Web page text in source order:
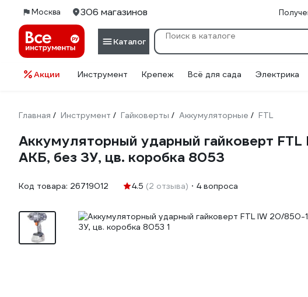
Москва 306 магазинов
Каталог
Акции Инструмент Крепеж Всё для сада Электрика
Главная / Инструмент / Гайковерты / Аккумуляторные / FTL
Аккумуляторный ударный гайковерт
АКБ, без ЗУ, цв. коробка 8053
Код товара: 26719012 4.5 (2 отзыва) 4 вопроса